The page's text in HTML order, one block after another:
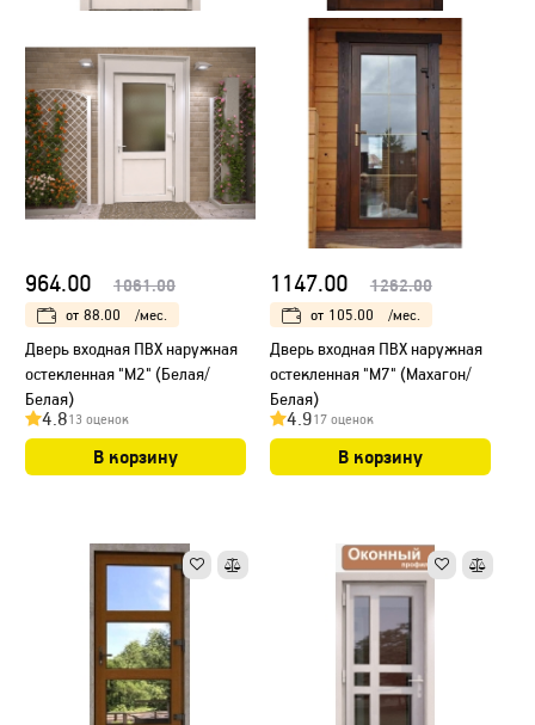
964.00 1061.00
от 88.00 /мес.
Дверь входная ПВХ наружная
остекленная "М2" (Белая/
Белая)
4.813 оценок
В корзину
1147.00 1262.00
от 105.00 /мес.
Дверь входная ПВХ наружная
остекленная "М7" (Махагон/
Белая)
4.917 оценок
В корзину